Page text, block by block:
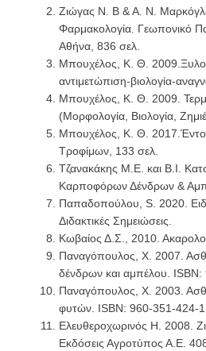
Ζιώγας Ν. Β & Α. Ν.
Φαρμακολογία. Γεωπονικό
Αθήνα, 836 σελ.
Μπουχέλος, Κ. Θ.
αντιμετώπιση-βιολογία-
Μπουχέλος, Κ. Θ. 2009.
(Μορφολογία, Βιολογία,
Μπουχέλος, Κ. Θ.
Τροφίμων, 133 σελ.
Τζανακάκης Μ.Ε. και Β.Ι.
Καρποφόρων Δένδρων &
Παπαδοπούλου, S. 2020.
Διδακτικές Σημειώσεις.
Κωβαίος Δ.Σ., 2010.
Παναγόπουλος, Χ. 2007.
δένδρων και αμπέλου.
Παναγόπουλος, Χ. 2003.
φυτών. ISBN: 960-351-424-1
Ελευθεροχωρινός Η. 2008.
Εκδόσεις Αγροτύπος Α.Ε.